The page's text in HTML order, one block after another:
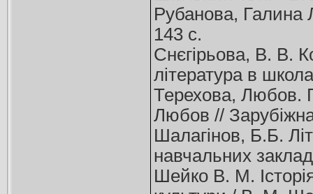
Рубанова, Галина
143 с.
Снєгірьова, В. В.
література в
Терехова, Любов.
Любов //
Шалагінов, Б.Б.
навчальних
Шейко В. М.